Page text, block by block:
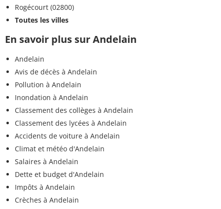
Rogécourt (02800)
Toutes les villes
En savoir plus sur Andelain
Andelain
Avis de décès à Andelain
Pollution à Andelain
Inondation à Andelain
Classement des collèges à Andelain
Classement des lycées à Andelain
Accidents de voiture à Andelain
Climat et météo d'Andelain
Salaires à Andelain
Dette et budget d'Andelain
Impôts à Andelain
Crèches à Andelain